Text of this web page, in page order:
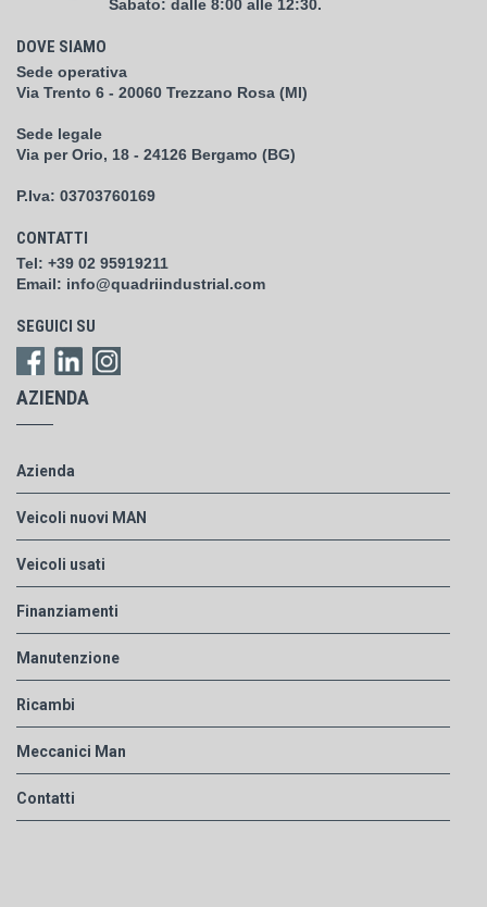
Sabato: dalle 8:00 alle 12:30.
DOVE SIAMO
Sede operativa
Via Trento 6 - 20060 Trezzano Rosa (MI)
Sede legale
Via per Orio, 18 - 24126 Bergamo (BG)
P.Iva: 03703760169
CONTATTI
Tel: +39 02 95919211
Email: info@quadriindustrial.com
SEGUICI SU
AZIENDA
Azienda
Veicoli nuovi MAN
Veicoli usati
Finanziamenti
Manutenzione
Ricambi
Meccanici Man
Contatti